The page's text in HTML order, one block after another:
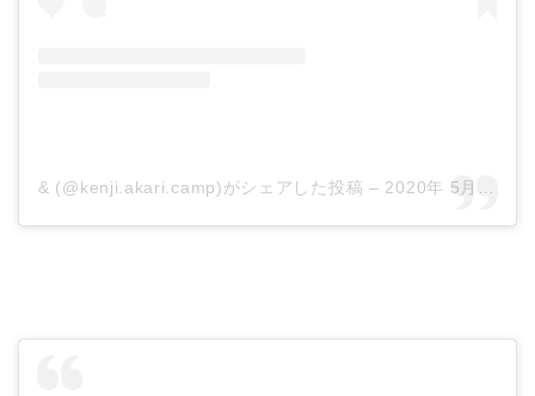
& (@kenji.akari.camp)がシェアした投稿 – 2020年 5月月23日午後7時54分PDT